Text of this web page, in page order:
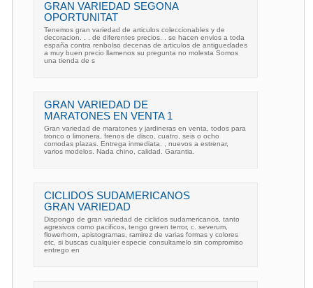
GRAN VARIEDAD SEGONA
OPORTUNITAT
Tenemos gran variedad de articulos coleccionables y de
decoracion. . . de diferentes precios. . se hacen envios a toda
españa contra renbolso decenas de articulos de antiguedades
a muy buen precio llamenos su pregunta no molesta Somos
una tienda de s
GRAN VARIEDAD DE
MARATONES EN VENTA 1
Gran variedad de maratones y jardineras en venta, todos para
tronco o limonera, frenos de disco, cuatro, seis o ocho
comodas plazas. Entrega inmediata. , nuevos a estrenar,
varios modelos. Nada chino, calidad. Garantia.
CICLIDOS SUDAMERICANOS
GRAN VARIEDAD
Dispongo de gran variedad de ciclidos sudamericanos, tanto
agresivos como pacificos, tengo green terror, c. severum,
flowerhorn, apistogramas, ramirez de varias formas y colores
etc, si buscas cualquier especie consultamelo sin compromiso
entrego en